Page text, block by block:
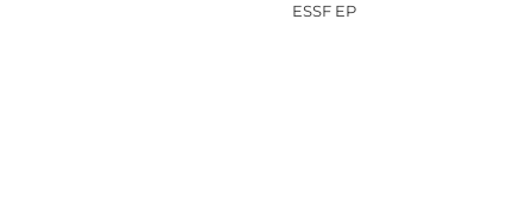
ESSF EP